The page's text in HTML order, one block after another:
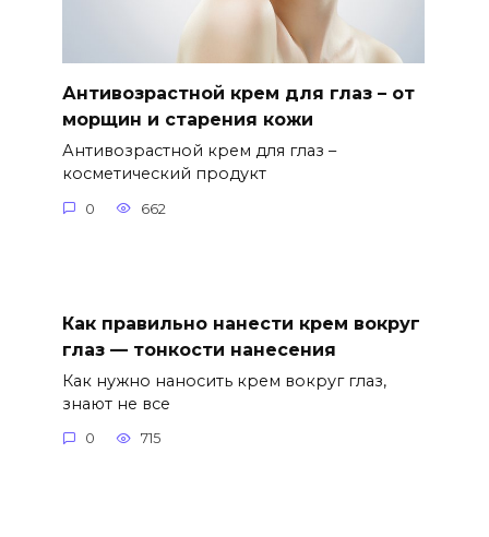
Антивозрастной крем для глаз – от
морщин и старения кожи
Антивозрастной крем для глаз –
косметический продукт
0 662
Как правильно нанести крем вокруг
глаз — тонкости нанесения
Как нужно наносить крем вокруг глаз,
знают не все
0 715